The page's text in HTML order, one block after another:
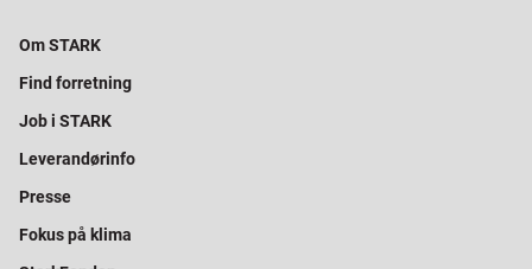
Om STARK
Find forretning
Job i STARK
Leverandørinfo
Presse
Fokus på klima